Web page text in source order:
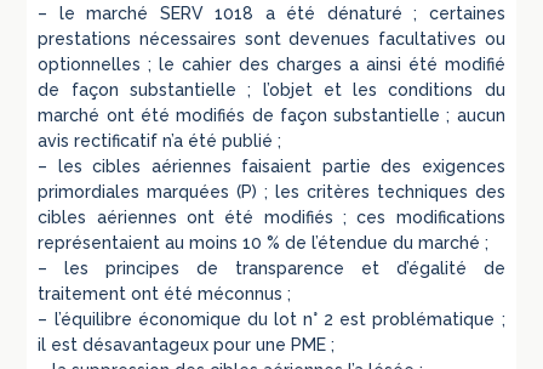
– le marché SERV 1018 a été dénaturé ; certaines
prestations nécessaires sont devenues facultatives ou
optionnelles ; le cahier des charges a ainsi été modifié
de façon substantielle ; l’objet et les conditions du
marché ont été modifiés de façon substantielle ; aucun
avis rectificatif n’a été publié ;
– les cibles aériennes faisaient partie des exigences
primordiales marquées (P) ; les critères techniques des
cibles aériennes ont été modifiés ; ces modifications
représentaient au moins 10 % de l’étendue du marché ;
– les principes de transparence et d’égalité de
traitement ont été méconnus ;
– l’équilibre économique du lot n° 2 est problématique ;
il est désavantageux pour une PME ;